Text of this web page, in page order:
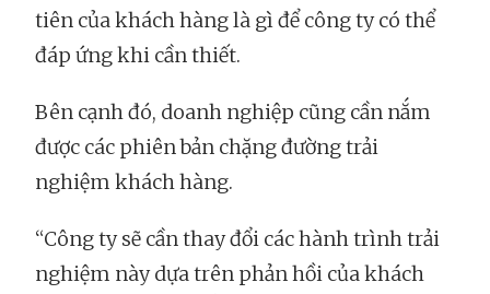
tiên của khách hàng là gì để công ty có thể
đáp ứng khi cần thiết.
Bên cạnh đó, doanh nghiệp cũng cần nắm
được các phiên bản chặng đường trải
nghiệm khách hàng.
“Công ty sẽ cần thay đổi các hành trình trải
nghiệm này dựa trên phản hồi của khách